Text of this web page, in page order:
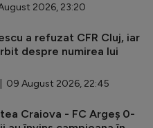
2026, 23:20
a refuzat CFR Cluj, iar
despre numirea lui
| 09 August 2026, 22:45
Craiova - FC Argeș 0-